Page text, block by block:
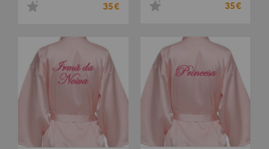
35€ 35€